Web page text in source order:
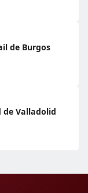
de Burgos
de Valladolid